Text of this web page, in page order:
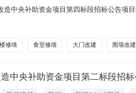
中央补助资金项目第四标段招标公告
。2.项目概况与招标范围2.1项目名称：
修缮 食堂修缮 大门改建 围墙改建
中央补助资金项目第二标段招